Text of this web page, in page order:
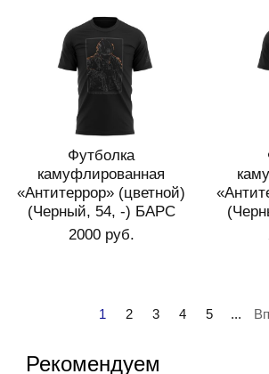
Футболка
камуфлированная
«Антитеррор» (цветной)
(Черный, 54, -) БАРС
2000 руб.
1 2 3 4 5 ...
Рекомендуем